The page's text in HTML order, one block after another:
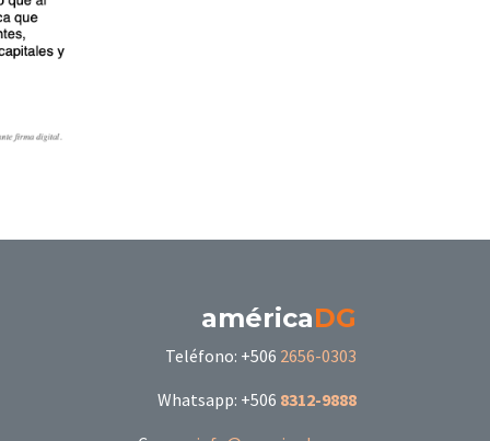
américaDG
Teléfono: +506 2656-0303
Whatsapp: +506 8312-9888